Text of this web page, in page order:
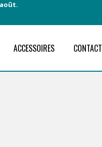
ACCESSOIRES CONTACT